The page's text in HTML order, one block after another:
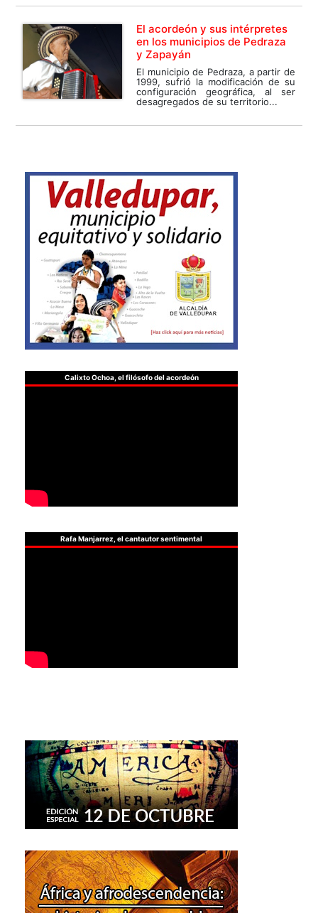
El acordeón y sus intérpretes
en los municipios de Pedraza
y Zapayán
El municipio de Pedraza, a partir de
1999, sufrió la modificación de su
configuración geográfica, al ser
desagregados de su territorio...
Calixto Ochoa, el filósofo del acordeón
Rafa Manjarrez, el cantautor sentimental